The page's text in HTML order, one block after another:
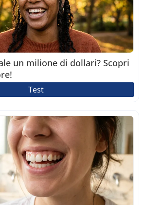
un milione di dollari? Scopri
Test